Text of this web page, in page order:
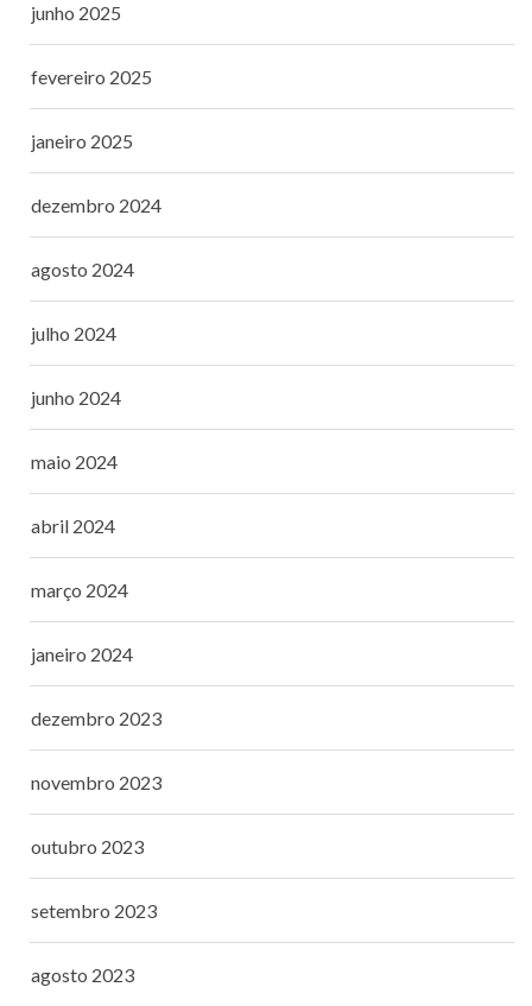
junho 2025
fevereiro 2025
janeiro 2025
dezembro 2024
agosto 2024
julho 2024
junho 2024
maio 2024
abril 2024
março 2024
janeiro 2024
dezembro 2023
novembro 2023
outubro 2023
setembro 2023
agosto 2023